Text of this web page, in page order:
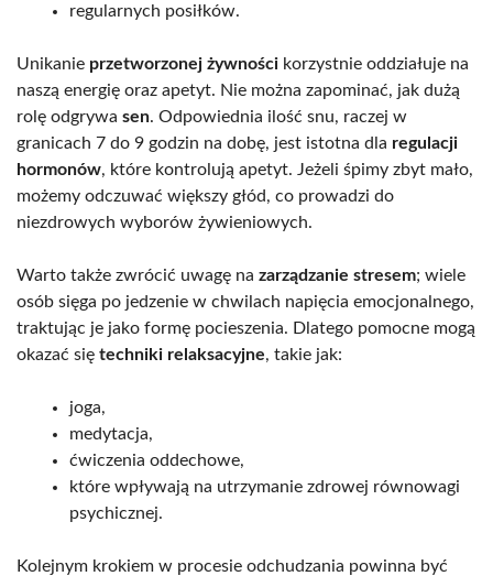
regularnych posiłków.
Unikanie przetworzonej żywności korzystnie oddziałuje na
naszą energię oraz apetyt. Nie można zapominać, jak dużą
rolę odgrywa sen. Odpowiednia ilość snu, raczej w
granicach 7 do 9 godzin na dobę, jest istotna dla regulacji
hormonów, które kontrolują apetyt. Jeżeli śpimy zbyt mało,
możemy odczuwać większy głód, co prowadzi do
niezdrowych wyborów żywieniowych.
Warto także zwrócić uwagę na zarządzanie stresem; wiele
osób sięga po jedzenie w chwilach napięcia emocjonalnego,
traktując je jako formę pocieszenia. Dlatego pomocne mogą
okazać się techniki relaksacyjne, takie jak:
joga,
medytacja,
ćwiczenia oddechowe,
które wpływają na utrzymanie zdrowej równowagi
psychicznej.
Kolejnym krokiem w procesie odchudzania powinna być